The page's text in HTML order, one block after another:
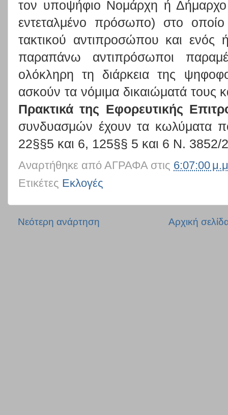
τον υποψήφιο Νομάρχη ή Δήμαρχο
εντεταλμένο πρόσωπο) στο
τακτικού αντιπροσώπου και
παραπάνω αντιπρόσωποι
ολόκληρη τη διάρκεια της
ασκούν τα νόμιμα δικαιώματά τους
Πρακτικά της Εφορευτικής
συνδυασμών έχουν τα κωλύματα
22§§5 και 6, 125§§ 5 και 6 Ν. 3852/
Αναρτήθηκε από ΑΓΡΑΦΑ στις 6:07:00
Ετικέτες Εκλογές
Νεότερη ανάρτηση Αρχική